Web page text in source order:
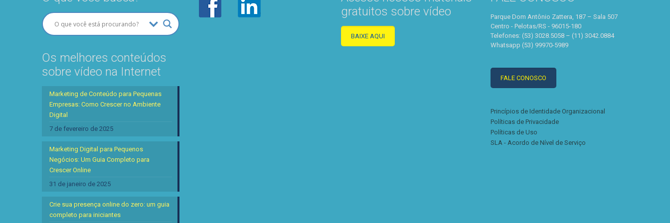
Os melhores conteúdos
sobre vídeo na Internet
Marketing de Conteúdo para Pequenas
Empresas: Como Crescer no Ambiente
Digital
7 de fevereiro de 2025
Marketing Digital para Pequenos
Negócios: Um Guia Completo para
Crescer Online
31 de janeiro de 2025
Crie sua presença online do zero: um guia
completo para iniciantes
gratuitos sobre vídeo
BAIXE AQUI
Parque Dom Antônio Zattera, 187 – Sala 507
Centro - Pelotas/RS - 96015-180
Telefones: (53) 3028.5058 – (11) 3042.0884
Whatsapp (53) 99970-5989
FALE CONOSCO
Princípios de Identidade Organizacional
Políticas de Privacidade
Políticas de Uso
SLA - Acordo de Nível de Serviço